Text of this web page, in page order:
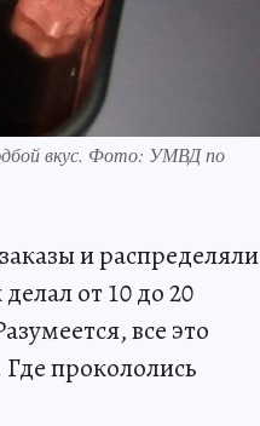
вкус. Фото: УМВД по
и распределяли
от 10 до 20
все это
прокололись